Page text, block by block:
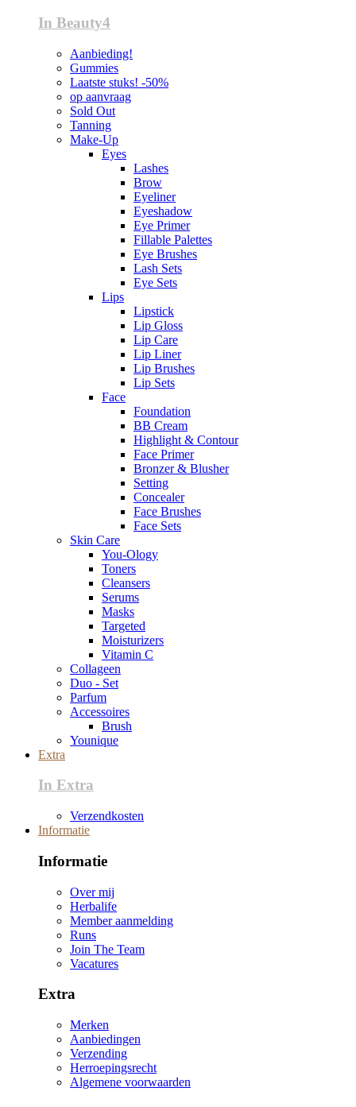
In Beauty4
Aanbieding!
Gummies
Laatste stuks! -50%
op aanvraag
Sold Out
Tanning
Make-Up
Eyes
Lashes
Brow
Eyeliner
Eyeshadow
Eye Primer
Fillable Palettes
Eye Brushes
Lash Sets
Eye Sets
Lips
Lipstick
Lip Gloss
Lip Care
Lip Liner
Lip Brushes
Lip Sets
Face
Foundation
BB Cream
Highlight & Contour
Face Primer
Bronzer & Blusher
Setting
Concealer
Face Brushes
Face Sets
Skin Care
You-Ology
Toners
Cleansers
Serums
Masks
Targeted
Moisturizers
Vitamin C
Collageen
Duo - Set
Parfum
Accessoires
Brush
Younique
Extra
In Extra
Verzendkosten
Informatie
Informatie
Over mij
Herbalife
Member aanmelding
Runs
Join The Team
Vacatures
Extra
Merken
Aanbiedingen
Verzending
Herroepingsrecht
Algemene voorwaarden